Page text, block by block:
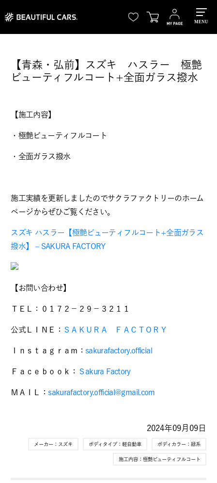
MENU
【青森・弘前】スズキ ハスラー 極艶
ビューティフルコート+全面ガラス撥水
【施工内容】
・極艶ビューティフルコート
・全面ガラス撥水
施工実績を更新しましたのでサクラファクトリーのホーム
ページからぜひご覧ください。
スズキ ハスラー【極艶ビューティフルコート+全面ガラス
撥水】 – SAKURA FACTORY
【お問い合わせ】
ＴＥＬ：０１７２－２９－３２１１
公式ＬＩＮＥ： ＳＡＫＵＲＡ ＦＡＣＴＯＲＹ
Ｉｎｓｔａｇｒａｍ： sakurafactory.official
Ｆａｃｅｂｏｏｋ： Ｓakura Factory
ＭＡＩＬ： sakurafactory.official@gmail.com
2024年09月09日
メーカー： スズキ ボディタイプ： 軽自動車 ボディカラー： 緑系
施工内容： 極艶ビューティフルコート